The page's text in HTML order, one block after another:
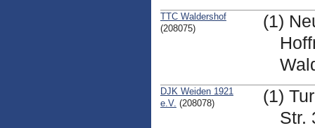
TTC Waldershof
(208075)
(1)
DJK Weiden 1921
e.V. (208078)
(1)
Str.